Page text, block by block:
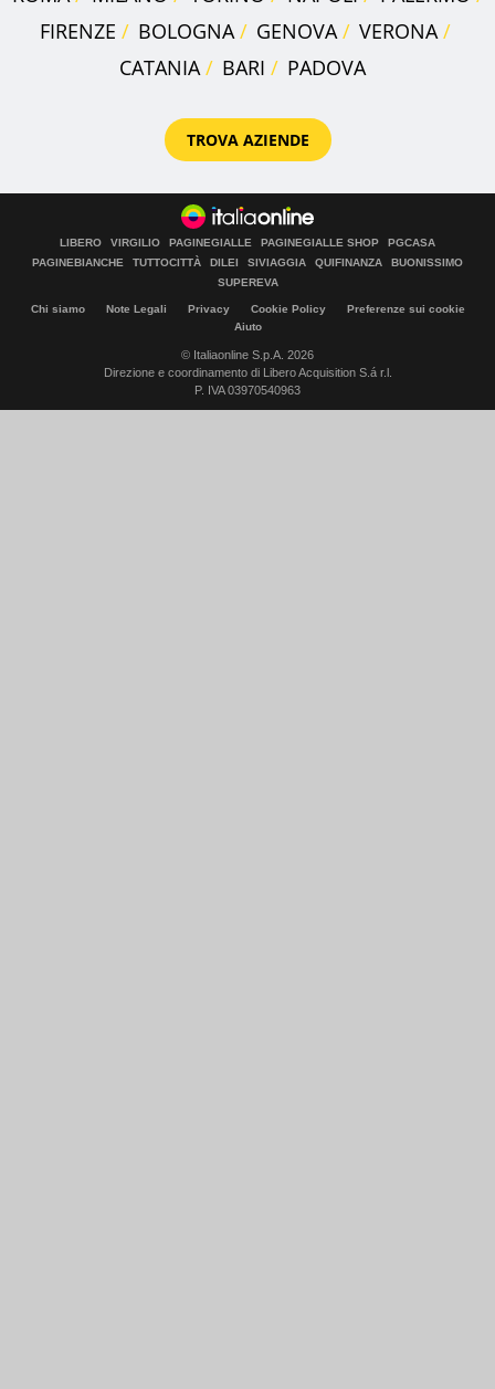
FIRENZE
BOLOGNA GENOVA
VERONA
CATANIA
BARI PADOVA
TROVA AZIENDE
LIBERO VIRGILIO PAGINEGIALLE PAGINEGIALLE SHOP
PGCASA
PAGINEBIANCHE
TUTTOCITTÀ DILEI SIVIAGGIA QUIFINANZA
BUONISSIMO
SUPEREVA
Chi siamo Note Legali Privacy Cookie Policy
Preferenze sui cookie
Aiuto
© Italiaonline S.p.A. 2026
Direzione e coordinamento di Libero Acquisition S.á r.l.
P. IVA 03970540963